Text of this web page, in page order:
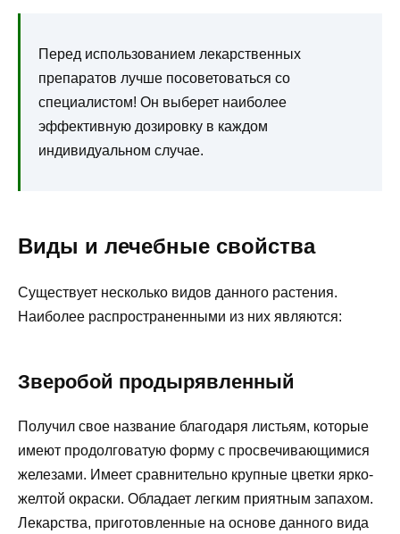
Перед использованием лекарственных
препаратов лучше посоветоваться со
специалистом! Он выберет наиболее
эффективную дозировку в каждом
индивидуальном случае.
Виды и лечебные свойства
Существует несколько видов данного растения.
Наиболее распространенными из них являются:
Зверобой продырявленный
Получил свое название благодаря листьям, которые
имеют продолговатую форму с просвечивающимися
железами. Имеет сравнительно крупные цветки ярко-
желтой окраски. Обладает легким приятным запахом.
Лекарства, приготовленные на основе данного вида